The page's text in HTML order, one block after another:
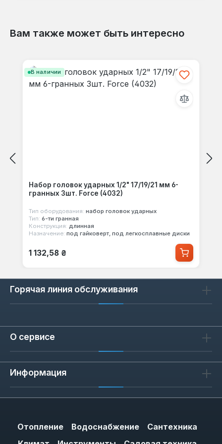
Вам также может быть интересно
В наличии
Набор головок ударных 1/2" 17/19/21 мм 6-
гранных 3шт. Force (4032)
Тип оборудования: набор головок ударных
Тип: 6-ти гранная
Конструкция: длинная
Назначение: под гайковерт, под легкосплавные диски
Обычная цена:
1 132,58 ₴
Горячая линия обслуживания
О сервисе
Информация
Отопление Водоснабжение
Сантехника